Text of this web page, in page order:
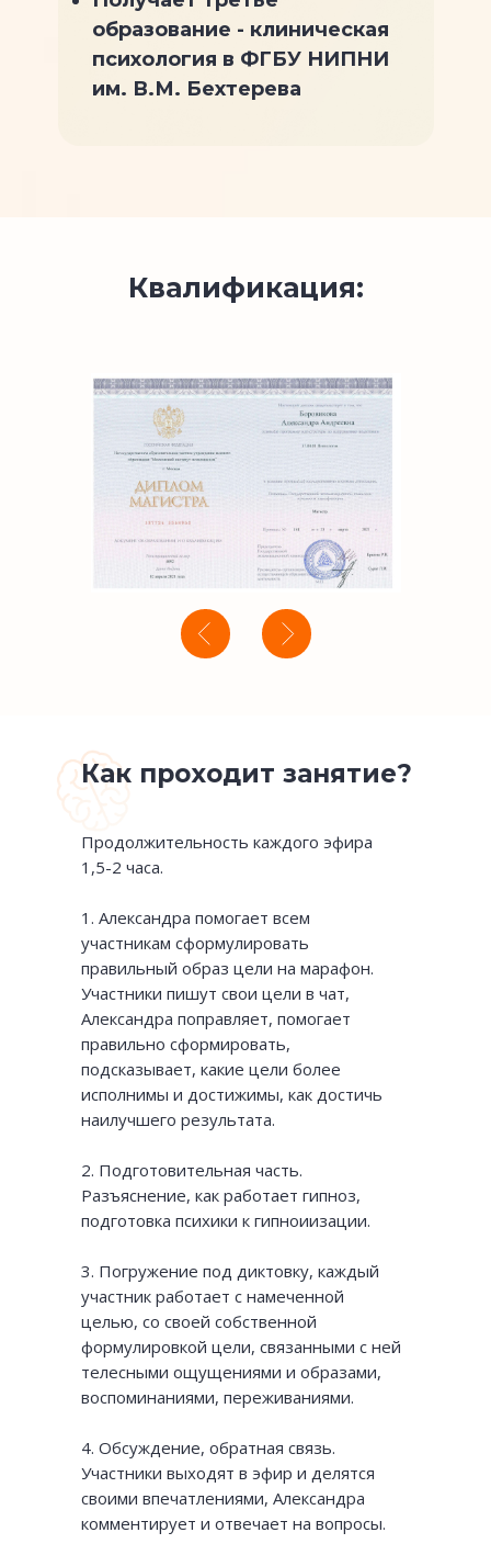
образование - клиническая
психология в ФГБУ НИПНИ
им. В.М. Бехтерева
Квалификация:
Продолжительность каждого эфира
1,5-2 часа.
1. Александра помогает всем
участникам сформулировать
правильный образ цели на марафон.
Участники пишут свои цели в чат,
Александра поправляет, помогает
правильно сформировать,
подсказывает, какие цели более
исполнимы и достижимы, как достичь
наилучшего результата.
2. Подготовительная часть.
Разъяснение, как работает гипноз,
подготовка психики к гипноиизации.
3. Погружение под диктовку, каждый
участник работает с намеченной
целью, со своей собственной
формулировкой цели, связанными с ней
телесными ощущениями и образами,
воспоминаниями, переживаниями.
4. Обсуждение, обратная связь.
Участники выходят в эфир и делятся
своими впечатлениями, Александра
комментирует и отвечает на вопросы.
Как проходит занятие?